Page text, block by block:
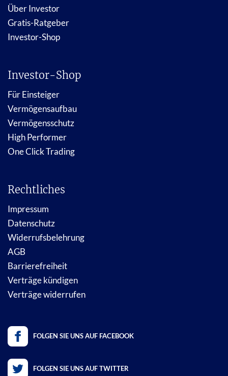
Über Investor
Gratis-Ratgeber
Investor-Shop
Investor-Shop
Für Einsteiger
Vermögensaufbau
Vermögensschutz
High Performer
One Click Trading
Rechtliches
Impressum
Datenschutz
Widerrufsbelehrung
AGB
Barrierefreiheit
Verträge kündigen
Verträge widerrufen
FOLGEN SIE UNS AUF FACEBOOK
FOLGEN SIE UNS AUF TWITTER